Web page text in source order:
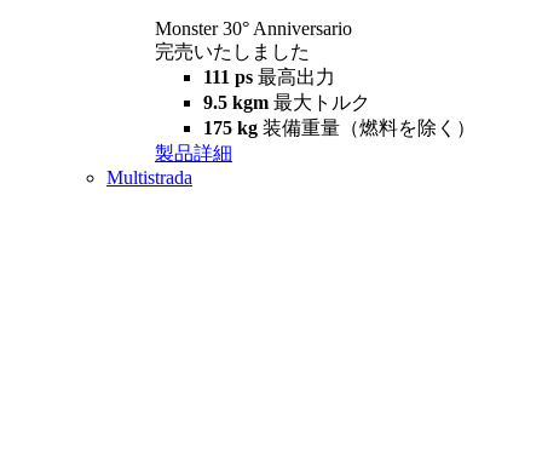
Monster 30° Anniversario
完売いたしました
111 ps 最高出力
9.5 kgm 最大トルク
175 kg 装備重量（燃料を除く）
製品詳細
Multistrada